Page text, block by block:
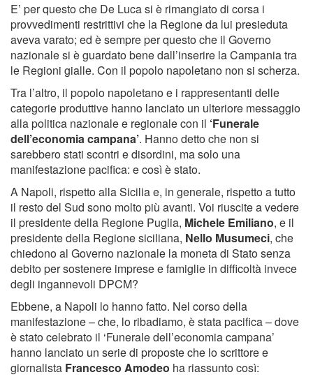
E’ per questo che De Luca si è rimangiato di corsa i
provvedimenti restrittivi che la Regione da lui presieduta
aveva varato; ed è sempre per questo che il Governo
nazionale si è guardato bene dall’inserire la Campania tra
le Regioni gialle. Con il popolo napoletano non si scherza.
Tra l’altro, il popolo napoletano e i rappresentanti delle
categorie produttive hanno lanciato un ulteriore messaggio
alla politica nazionale e regionale con il ‘Funerale
dell’economia campana’. Hanno detto che non si
sarebbero stati scontri e disordini, ma solo una
manifestazione pacifica: e così è stato.
A Napoli, rispetto alla Sicilia e, in generale, rispetto a tutto
il resto del Sud sono molto più avanti. Voi riuscite a vedere
il presidente della Regione Puglia, Michele Emiliano, e il
presidente della Regione siciliana, Nello Musumeci, che
chiedono al Governo nazionale la moneta di Stato senza
debito per sostenere imprese e famiglie in difficoltà invece
degli ingannevoli DPCM?
Ebbene, a Napoli lo hanno fatto. Nel corso della
manifestazione – che, lo ribadiamo, è stata pacifica – dove
è stato celebrato il ‘Funerale dell’economia campana’
hanno lanciato un serie di proposte che lo scrittore e
giornalista Francesco Amodeo ha riassunto così: